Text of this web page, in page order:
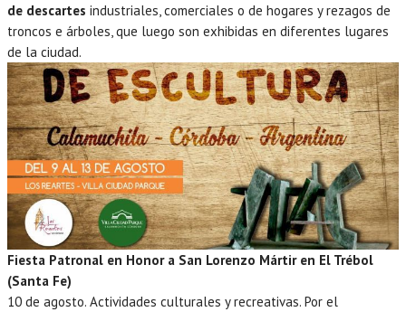
de descartes industriales, comerciales o de hogares y rezagos de
troncos e árboles, que luego son exhibidas en diferentes lugares
de la ciudad.
Fiesta Patronal en Honor a San Lorenzo Mártir en El Trébol
(Santa Fe)
10 de agosto. Actividades culturales y recreativas. Por el